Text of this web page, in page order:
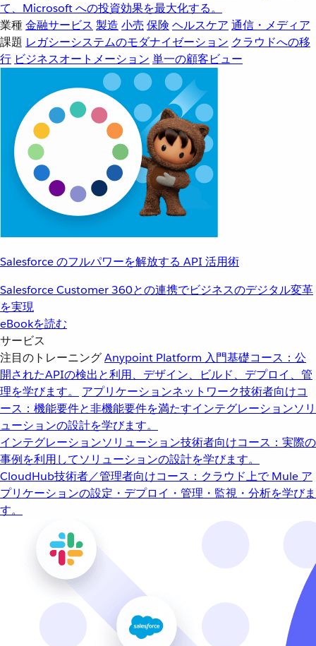
て、Microsoft への投資効果を最大化する。
業種金融サービス 製造 小売 保険 ヘルスケア 通信・メディア
課題 レガシーシステムのモダナイゼーション クラウドへの移
行 ビジネスオートメーション 単一の顧客ビュー
Salesforce のフルパワーを解放する API 活用術
Salesforce Customer 360との連携でビジネスのデジタル変革
を実現
eBookを読む
サービス
注目のトレーニングAnypoint Platform 入門基礎コース：公
開されたAPIの検出と利用、デザイン、ビルド、デプロイ、管
理を学びます。
アプリケーションネットワーク技術者向けコ
ース：機能要件と非機能要件を満たすインテグレーションソリ
ューションの設計を学びます。
インテグレーションソリューション技術者向けコース：実際の
事例を利用してソリューションの設計を学びます。
CloudHub技術者／管理者向けコース：クラウド上で Mule ア
プリケーションの設定・デプロイ・管理・監視・分析を学びま
す。